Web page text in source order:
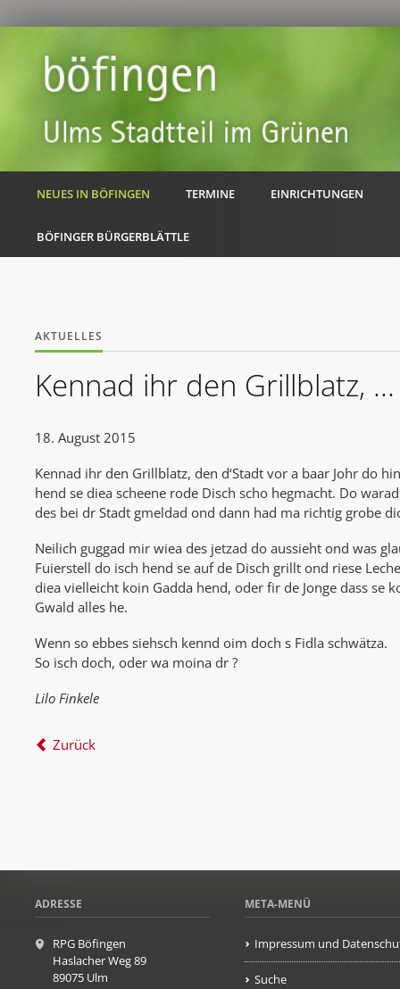
NEUES IN BÖFINGEN TERMINE EINRICHTUNGEN
BÖFINGER BÜRGERBLÄTTLE
AKTUELLES
Kennad ihr den Grillblatz, ...
18. August 2015
Kennad ihr den Grillblatz, den d‘Stadt vor a baar Johr do
hend se diea scheene rode Disch scho hegmacht. Do
des bei dr Stadt gmeldad ond dann had ma richtig grobe
Neilich guggad mir wiea des jetzad do aussieht ond was
Fuierstell do isch hend se auf de Disch grillt ond riese
diea vielleicht koin Gadda hend, oder fir de Jonge dass se
Gwald alles he.
Wenn so ebbes siehsch kennd oim doch s Fidla schwätza.
So isch doch, oder wa moina dr ?
Lilo Finkele
Zurück
ADRESSE
RPG Böfingen
Haslacher Weg 89
89075 Ulm
META-MENÜ
Impressum und
Suche